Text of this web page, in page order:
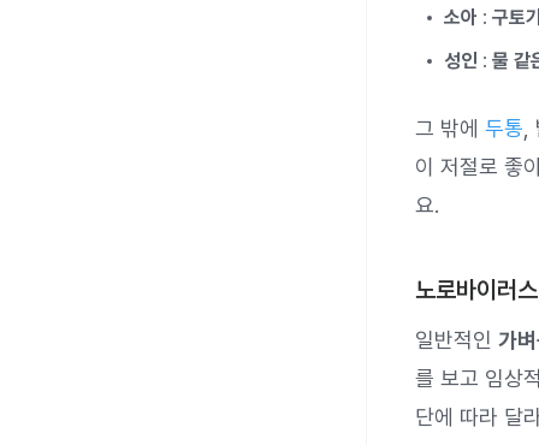
소아 : 구토
성인 : 물 같
그 밖에 두통
이 저절로 좋
요.
노로바이러
일반적인 가
를 보고 임상
단에 따라 달